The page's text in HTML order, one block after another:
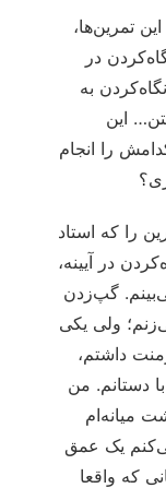
تمرین‌ها،
در
به
این
را انجام
را که استاد
در آیینه،
گپ‌زدن
ولی یکی
داشتم،
دستانم. من
میانه‌ام
یک عمق
که واقعا